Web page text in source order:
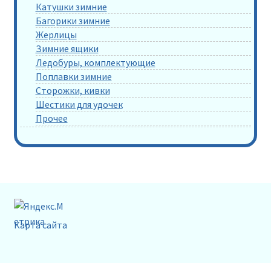
Катушки зимние
Багорики зимние
Жерлицы
Зимние ящики
Ледобуры, комплектующие
Поплавки зимние
Сторожки, кивки
Шестики для удочек
Прочее
Карта сайта